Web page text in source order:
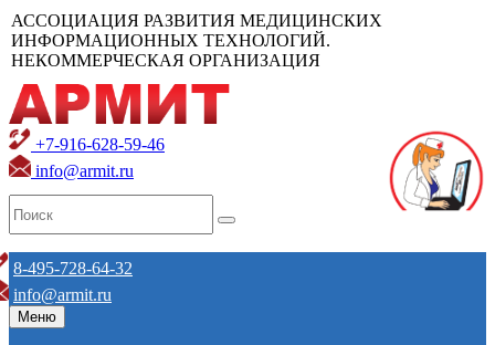
АССОЦИАЦИЯ РАЗВИТИЯ МЕДИЦИНСКИХ
ИНФОРМАЦИОННЫХ ТЕХНОЛОГИЙ.
НЕКОММЕРЧЕСКАЯ ОРГАНИЗАЦИЯ
+7-916-628-59-46
info@armit.ru
8-495-728-64-32
info@armit.ru
Меню